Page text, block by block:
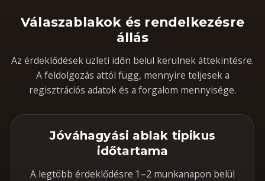
Válaszablakok és rendelkezésre
állás
Az érdeklődések üzleti időn belül kerülnek áttekintésre.
A feldolgozás attól függ, mennyire teljesek a
regisztrációs adatok és a forgalom mennyisége.
Jóváhagyási ablak tipikus
időtartama
A legtöbb érdeklődésre 1–2 munkanapon belül